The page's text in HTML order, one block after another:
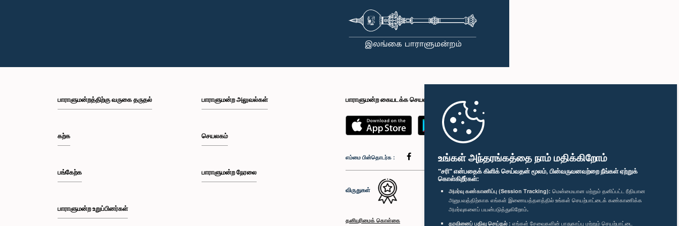
உங்கள் அந்தரங்கத்தை நாம் மதிக்கிறோம்
"சரி" என்பதைக் கிளிக் செய்வதன் மூலம், பின்வருவனவற்றை நீங்கள் ஏற்றுக்
கொள்கிறீர்கள்:
அமர்வு கண்காணிப்பு (Session Tracking): மென்மையான மற்றும் தனிப்பட்ட ரீதியான
அனுபவத்திற்காக எங்கள் இணையத்தளத்தில் உங்கள் செயற்பாட்டைக் கண்காணிக்க
அமர்வுகளைப் பயன்படுத்துகிறோம்.
தரவினைப் பதிவு செய்தல் : எங்கள் சேவைகளின் பாதுகாப்பு மற்றும் செயற்பாட்டை
பாராளுமன்றத்திற்கு வருகை தருதல்
கற்க
பங்கேற்க
பாராளுமன்ற உறுப்பினர்கள்
பாராளுமன்ற அலுவல்கள்
செயலகம்
பாராளுமன்ற நேரலை
பாராளுமன்ற கையடக்க செயலி
எம்மை பின்தொடர்க :
விருதுகள்
தனியுரிமைக் கொள்கை